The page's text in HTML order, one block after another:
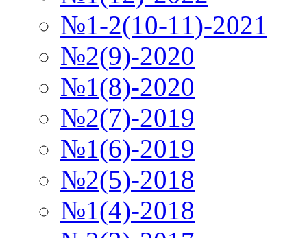
№1-2(10-11)-2021
№2(9)-2020
№1(8)-2020
№2(7)-2019
№1(6)-2019
№2(5)-2018
№1(4)-2018